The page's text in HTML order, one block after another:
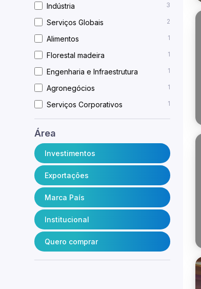
Indústria 3
Serviços Globais 2
Alimentos 1
Florestal madeira 1
Engenharia e Infraestrutura 1
Agronegócios 1
Serviços Corporativos 1
Área
Investimentos
Exportações
Marca País
Institucional
Quero comprar